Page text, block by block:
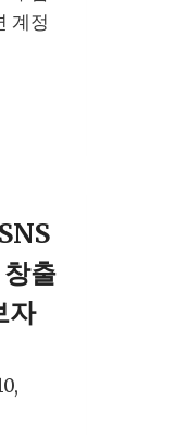
계정
출
자